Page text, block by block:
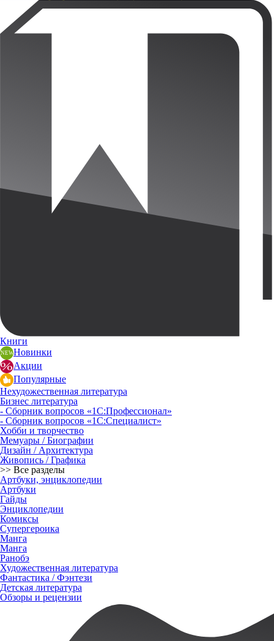
Книги
Новинки
Акции
Популярные
Нехудожественная литература
Бизнес литература
- Сборник вопросов «1С:Профессионал»
- Сборник вопросов «1С:Специалист»
Хобби и творчество
Мемуары / Биографии
Дизайн / Архитектура
Живопись / Графика
>> Все разделы
Артбуки, энциклопедии
Артбуки
Гайды
Энциклопедии
Комиксы
Супергероика
Манга
Манга
Ранобэ
Художественная литература
Фантастика / Фэнтези
Детская литература
Обзоры и рецензии